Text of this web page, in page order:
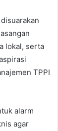
lokal, serta
TPPI
alarm
agar